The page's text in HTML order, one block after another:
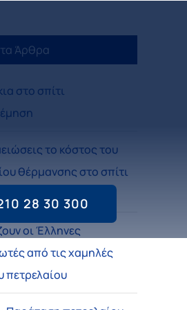
28 30 300
Άρθρα
στο σπίτι
το κόστος του
θέρμανσης στο σπίτι
οι Έλληνες
από τις χαμηλές
πετρελαίου